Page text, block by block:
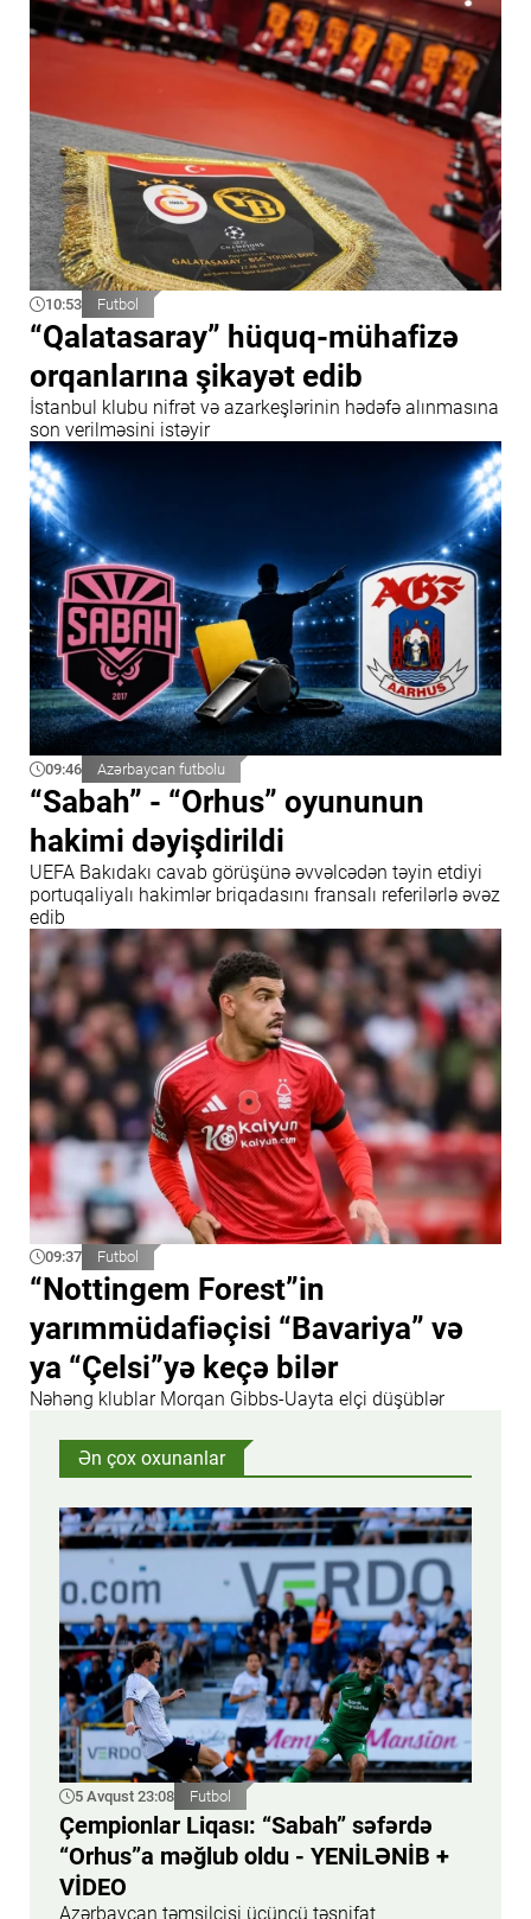
10:53 Futbol
“Qalatasaray” hüquq-mühafizə
orqanlarına şikayət edib
İstanbul klubu nifrət və azarkeşlərinin hədəfə alınmasına
son verilməsini istəyir
09:46 Azərbaycan futbolu
“Sabah” - “Orhus” oyununun
hakimi dəyişdirildi
UEFA Bakıdakı cavab görüşünə əvvəlcədən təyin etdiyi
portuqaliyalı hakimlər briqadasını fransalı referilərlə əvəz
edib
09:37 Futbol
“Nottingem Forest”in
yarımmüdafiəçisi “Bavariya” və
ya “Çelsi”yə keçə bilər
Nəhəng klublar Morqan Gibbs-Uayta elçi düşüblər
Ən çox oxunanlar
5 Avqust 23:08 Futbol
Çempionlar Liqası: “Sabah” səfərdə
“Orhus”a məğlub oldu - YENİLƏNİB +
VİDEO
Azərbaycan təmsilçisi üçüncü təsnifat